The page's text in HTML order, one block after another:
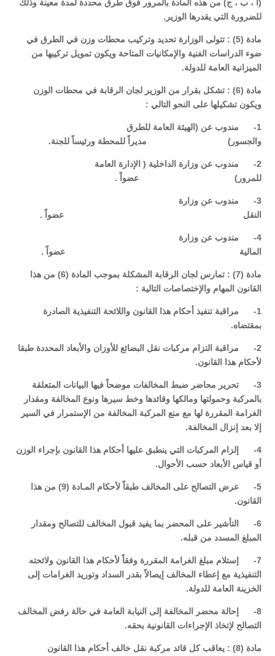
(أ ، ب ، ج) من هذه المادة بالمرور فوق طرق محددة لمدة معينة وذلك
للضرورة التي يقدرها الوزير.
مادة (5) : تتولى الوزارة تحديد وتركيب محطات وزن في الطرق في
ضوء الدراسات الفنية والإمكانيات المتاحة ويكون تمويل تركيبها من
الميزانية العامة للدولة.
مادة (6) : تشكل بقرار من الوزير لجان الرقابة في محطات الوزن
ويكون تشكيلها على النحو التالي :
1- مندوب عن (الهيئة العامة للطرق
والجسور) مديراً للمحطة ورئيساً للجنة.
2- مندوب عن وزارة الداخلية ( الإدارة العامة
للمرور) عضواً .
3- مندوب عن وزارة
النقل عضواً .
4- مندوب عن وزارة
المالية عضواً .
مادة (7) : تمارس لجان الرقابة المشكلة بموجب المادة (6) من هذا
القانون المهام والإختصاصات التالية :
1- مراقبة تنفيذ أحكام هذا القانون واللائحة التنفيذية الصادرة
بمقتضاه.
2- مراقبة التزام مركبات نقل البضائع للأوزان والأبعاد المحددة طبقا
لأحكام هذا القانون.
3- تحرير محاضر ضبط المخالفات موضحاً فيها البيانات المتعلقة
بالمركبة وحمولتها ومالكها وقائدها وخط سيرها ونوع المخالفة ومقدار
الغرامة المقررة لها مع منع المركبة المخالفة من الإستمرار في السير
إلا بعد إنزال المخالفة.
4- إلزام المركبات التي ينطبق عليها أحكام هذا القانون بإجراء الوزن
أو قياس الأبعاد حسب الأحوال.
5- عرض التصالح على المخالف طبقاً لأحكام المـادة (9) من هذا
القانون.
6- التأشير على المحضر بما يفيد قبول المخالف للتصالح ومقدار
المبلغ المسدد من قبله.
7- إستلام مبلغ الغرامة المقررة وفقاً لأحكام هذا القانون ولائحته
التنفيذية مع إعطاء المخالف إيصالاً بقدر السداد وتوريد الغرامات إلى
الخزينة العامة للدولة.
8- إحالة محضر المخالفة إلى النيابة العامة في حالة رفض المخالف
التصالح لإتخاذ الإجراءات القانونية بحقه.
مادة (8) : يعاقب كل قائد مركبة نقل خالف أحكام هذا القانون